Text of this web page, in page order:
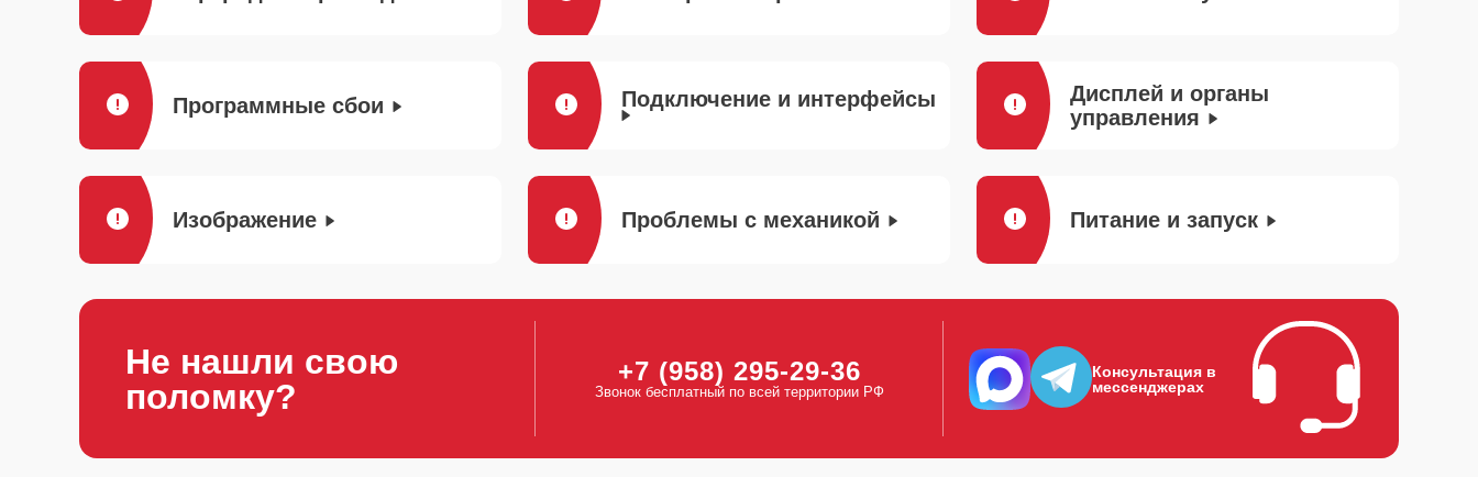
Программные сбои Подключение и интерфейсы
Дисплей и органы
управления
Изображение Проблемы с механикой Питание и запуск
Не нашли свою
поломку?
+7 (958) 295-29-36
Звонок бесплатный по всей территории РФ
Консультация в
мессенджерах